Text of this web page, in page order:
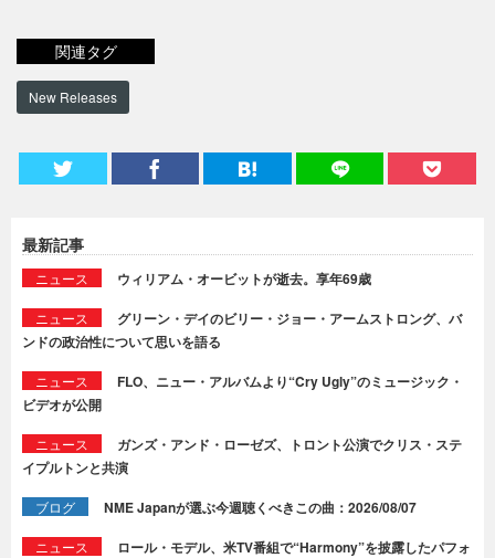
関連タグ
New Releases
最新記事
ニュース ウィリアム・オービットが逝去。享年69歳
ニュース
グリーン・デイのビリー・ジョー・アームストロング、バ
ンドの政治性について思いを語る
ニュース
FLO、ニュー・アルバムより“Cry Ugly”のミュージック・
ビデオが公開
ニュース
ガンズ・アンド・ローゼズ、トロント公演でクリス・ステ
イプルトンと共演
ブログ NME Japanが選ぶ今週聴くべきこの曲：2026/08/07
ニュース
ロール・モデル、米TV番組で“Harmony”を披露したパフォ